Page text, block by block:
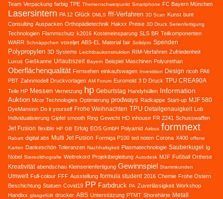
Team Verpackung farbig TPE Themenschwerpunkt Smartphone FC Bayern München
Lasersintern PA 12 Glück DMLS fff-Verfahren 3D Scan Kunst bunt
Consulting Auspacken Orthopädietechnik Hakxx Preise 3D Druck Serienfertigung
Technologien Flammschutz k2016 Kosteneinsparung SLS BR Teilkomponenten
WARR Schnäppchen voxeljet ABS-EL Material fair Solidpro Spenden
Polypropylen 3D Systems Leichtbaukonstruktion RIM-Verfahren Zufriedenheit
Luxus Gießkanne Urlaubszeit Bayern Beispiel Maschinen Polyurethan
Oberflächenqualität Fernsehen einkaufswagen Investition Design ricoh PA6
PBT Zahnmodell Druckvorlagen AM Forum Euromold 3 D Druck TPU CREA90A
Teile HP Messen Vernetzung hp Geburtstag Handyhüllen Information
Auktion Mcor Technologies Optimierung prodways Radkappe Start-up MJF 580
DyeMansion Do it yourself Frohe Weihnachten TPU Detailgenauigkeit Lob
Individualisierung Gipfel smooth Ring Gewicht HD inhouse FR 2241 Schusswaffen
Jet Fusion flexible HP GB Erfolg EOS GmbH Polyamid Airbus formnext
Rabatt digital abs Multi Jet Fusion Formiga P100 ted noten Corona X400 offene
Karten Dankeschön Toleranzen Nachhaltigkeit Plasmatechnologie Sauberkugel
Ig
Nobel Stereolithografie Weltrekord Projektbegleitung Autodesk MJF Fußball Orthese
Kreativität abendschau Kleinserienfertigung Gewinnspiel Stammkunden
Umwelt Full-colour FFF Ausstellung formula student 2016 Chemie Frohe Ostern
Beschichtung Statuen Covid19 PP Farbdruck PA Zuverlässigkeit Workshop
Handixx glasgefüllt drucker ABS Unterstützung PTMT Shorehärte Metall